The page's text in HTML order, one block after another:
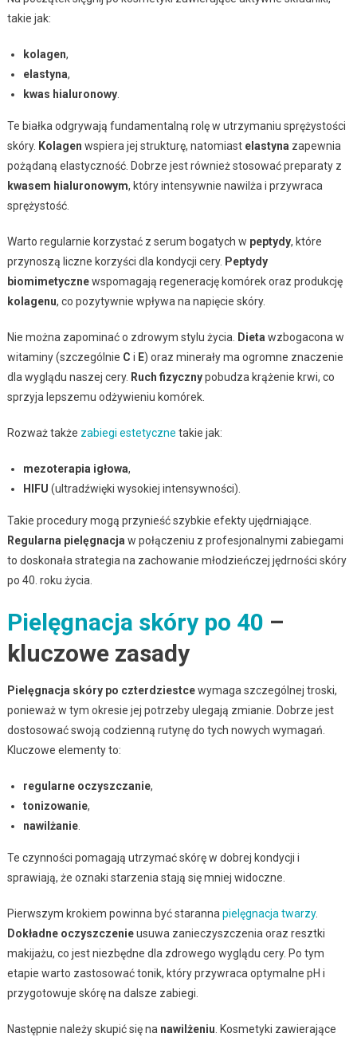
takie jak:
kolagen,
elastyna,
kwas hialuronowy.
Te białka odgrywają fundamentalną rolę w utrzymaniu sprężystości
skóry. Kolagen wspiera jej strukturę, natomiast elastyna zapewnia
pożądaną elastyczność. Dobrze jest również stosować preparaty z
kwasem hialuronowym, który intensywnie nawilża i przywraca
sprężystość.
Warto regularnie korzystać z serum bogatych w peptydy, które
przynoszą liczne korzyści dla kondycji cery. Peptydy
biomimetycznewspomagają regenerację komórek oraz produkcję
kolagenu, co pozytywnie wpływa na napięcie skóry.
Nie można zapominać o zdrowym stylu życia. Dieta wzbogacona w
witaminy (szczególnie C i E) oraz minerały ma ogromne znaczenie
dla wyglądu naszej cery. Ruch fizycznypobudza krążenie krwi, co
sprzyja lepszemu odżywieniu komórek.
Rozważ także zabiegi estetyczne takie jak:
mezoterapia igłowa,
HIFU (ultradźwięki wysokiej intensywności).
Takie procedury mogą przynieść szybkie efekty ujędrniające.
Regularna pielęgnacja w połączeniu z profesjonalnymi zabiegami
to doskonała strategia na zachowanie młodzieńczej jędrności skóry
po 40. roku życia.
Pielęgnacja skóry po 40 –
kluczowe zasady
Pielęgnacja skóry po czterdziestcewymaga szczególnej troski,
ponieważ w tym okresie jej potrzeby ulegają zmianie. Dobrze jest
dostosować swoją codzienną rutynę do tych nowych wymagań.
Kluczowe elementy to:
regularne oczyszczanie,
tonizowanie,
nawilżanie.
Te czynności pomagają utrzymać skórę w dobrej kondycji i
sprawiają, że oznaki starzenia stają się mniej widoczne.
Pierwszym krokiem powinna być staranna pielęgnacja twarzy.
Dokładne oczyszczenieusuwa zanieczyszczenia oraz resztki
makijażu, co jest niezbędne dla zdrowego wyglądu cery. Po tym
etapie warto zastosować tonik, który przywraca optymalne pH i
przygotowuje skórę na dalsze zabiegi.
Następnie należy skupić się na nawilżeniu . Kosmetyki zawierające